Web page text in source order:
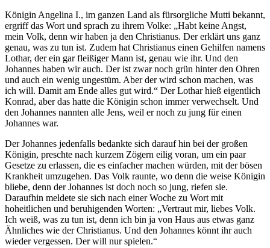
Königin Angelina I., im ganzen Land als fürsorgliche Mutti bekannt,
ergriff das Wort und sprach zu ihrem Volke: „Habt keine Angst,
mein Volk, denn wir haben ja den Christianus. Der erklärt uns ganz
genau, was zu tun ist. Zudem hat Christianus einen Gehilfen namens
Lothar, der ein gar fleißiger Mann ist, genau wie ihr. Und den
Johannes haben wir auch. Der ist zwar noch grün hinter den Ohren
und auch ein wenig ungestüm. Aber der wird schon machen, was
ich will. Damit am Ende alles gut wird.“ Der Lothar hieß eigentlich
Konrad, aber das hatte die Königin schon immer verwechselt. Und
den Johannes nannten alle Jens, weil er noch zu jung für einen
Johannes war.
Der Johannes jedenfalls bedankte sich darauf hin bei der großen
Königin, preschte nach kurzem Zögern eilig voran, um ein paar
Gesetze zu erlassen, die es einfacher machen würden, mit der bösen
Krankheit umzugehen. Das Volk raunte, wo denn die weise Königin
bliebe, denn der Johannes ist doch noch so jung, riefen sie.
Daraufhin meldete sie sich nach einer Woche zu Wort mit
hoheitlichen und beruhigenden Worten: „Vertraut mir, liebes Volk.
Ich weiß, was zu tun ist, denn ich bin ja von Haus aus etwas ganz
Ähnliches wie der Christianus. Und den Johannes könnt ihr auch
wieder vergessen. Der will nur spielen.“